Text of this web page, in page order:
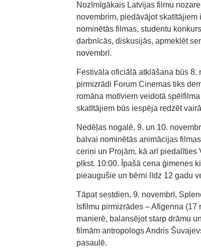
Nozīmīgākais Latvijas filmu
novembrim, piedāvājot
nominētās filmas, studentu
darbnīcās, diskusijās, apmeklēt
novembrī.
Festivāla oficiālā atklāšana būs
pirmizrādi Forum Cinemas tiks
romāna motīviem veidotā
skatītājiem būs iespēja redzēt
Nedēļas nogalē, 9. un 10.
balvai nominētās animācijas
ceriņi un Projām, kā arī piedalīties
plkst. 10:00. Īpašā cena ģimenes
pieaugušie un bērni līdz 12 gadu
Tāpat sestdien, 9. novembrī,
īsfilmu pirmizrādes – Afigenna (17
manierē, balansējot starp drāmu
filmām antropologs Andris
pasaulē.